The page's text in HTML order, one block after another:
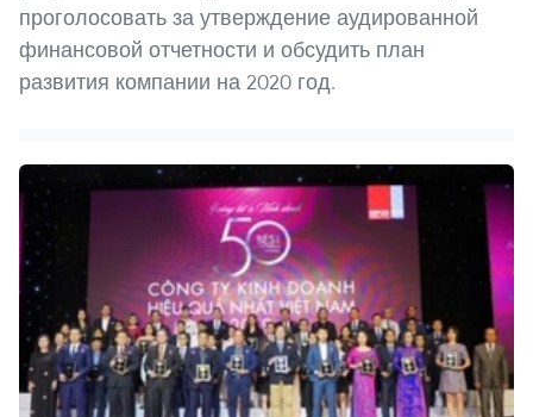
проголосовать за утверждение аудированной
финансовой отчетности и обсудить план
развития компании на 2020 год.